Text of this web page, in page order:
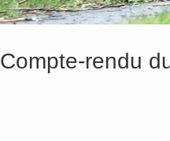
Compte-rendu